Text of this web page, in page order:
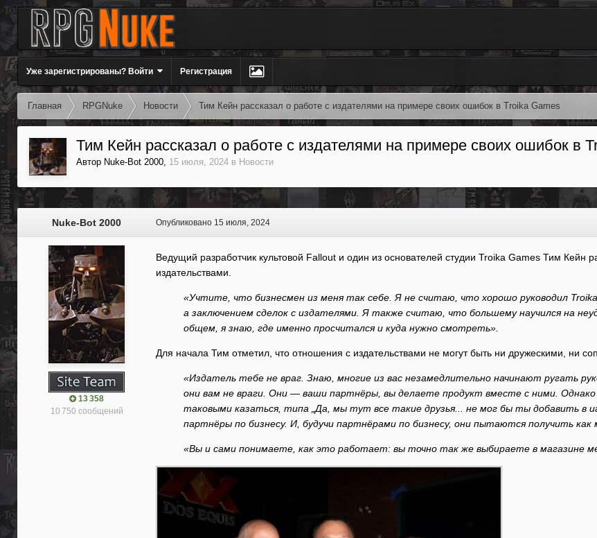
Уже зарегистрированы? Войти Регистрация
Главная RPGNuke Новости Тим Кейн рассказал о работе с издателями на примере своих ошибок в Troika Games
Тим Кейн рассказал о работе с издателями на примере своих ошибок в
Автор Nuke-Bot 2000, 15 июля, 2024 в Новости
Nuke-Bot 2000
13 358
10 750 сообщений
Опубликовано 15 июля, 2024
Ведущий разработчик культовой Fallout и один из основателей студии Troika Games Тим Кейн
издательствами.
«Учтите, что бизнесмен из меня так себе. Я не считаю, что хорошо руководил
а заключением сделок с издателями. Я также считаю, что большему научился на
общем, я знаю, где именно просчитался и куда нужно смотреть».
Для начала Тим отметил, что отношения с издательствами не могут быть ни дружескими, ни
«Издатель тебе не враг. Знаю, многие из вас незамедлительно начинают ругать
они вам не враги. Они — ваши партнёры, вы делаете продукт вместе с ними.
таковыми казаться, типа „Да, мы тут все такие друзья... не мог бы ты добавить в
партнёры по бизнесу. И, будучи партнёрами по бизнесу, они пытаются получить
«Вы и сами понимаете, как это работает: вы точно так же выбираете в магазине